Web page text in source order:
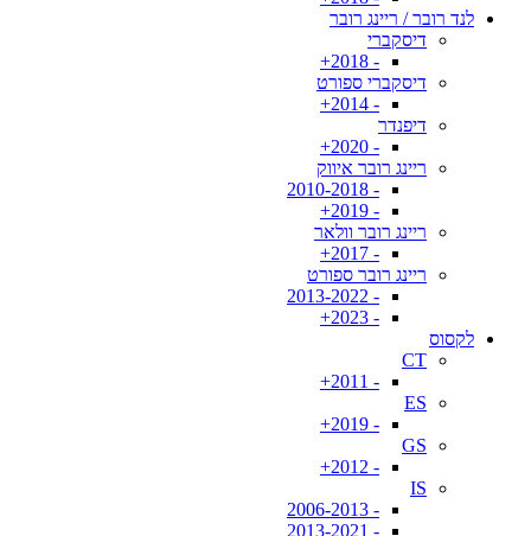
לנד רובר / ריינג רובר
דיסקברי
- 2018+
דיסקברי ספורט
- 2014+
דיפנדר
- 2020+
ריינג רובר איווק
- 2010-2018
- 2019+
ריינג רובר וולאר
- 2017+
ריינג רובר ספורט
- 2013-2022
- 2023+
לקסוס
CT
- 2011+
ES
- 2019+
GS
- 2012+
IS
- 2006-2013
- 2013-2021